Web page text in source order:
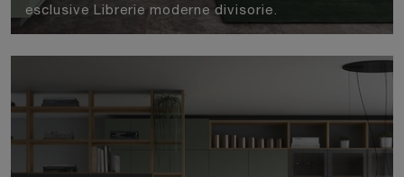
esclusive Librerie moderne divisorie.